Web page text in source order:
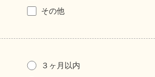
その他
３ヶ月以内